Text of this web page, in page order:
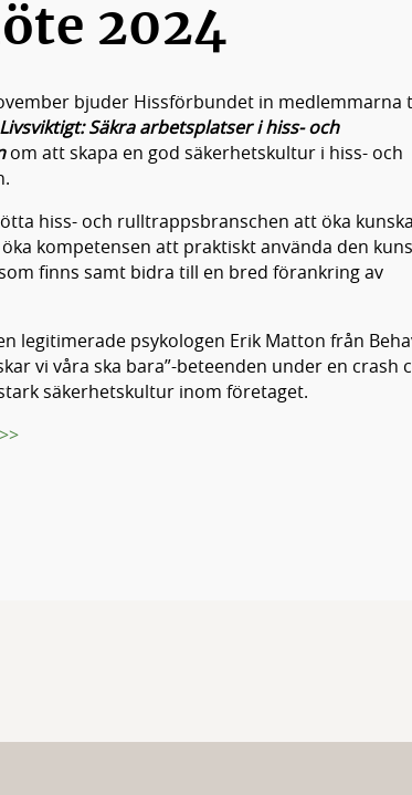
2024
bjuder Hissförbundet in medlemmarna
Livsviktigt: Säkra arbetsplatser i hiss- och
om att skapa en god säkerhetskultur i hiss- och
hiss- och rulltrappsbranschen att öka
kompetensen att praktiskt använda den
finns samt bidra till en bred förankring av
legitimerade psykologen Erik Matton från
vi våra ska bara”-beteenden under en crash
säkerhetskultur inom företaget.